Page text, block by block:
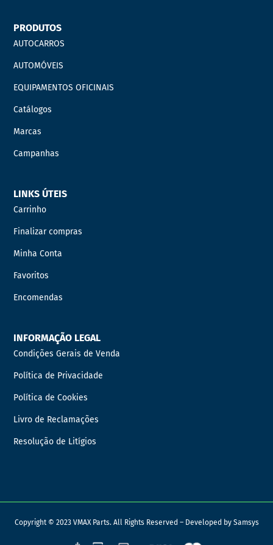
PRODUTOS
AUTOCARROS
AUTOMÓVEIS
EQUIPAMENTOS OFICINAIS
Catálogos
Marcas
Campanhas
LINKS ÚTEIS
Carrinho
Finalizar compras
Minha Conta
Favoritos
Encomendas
INFORMAÇÃO LEGAL
Condições Gerais de Venda
Política de Privacidade
Política de Cookies
Livro de Reclamações
Resolução de Litígios
Copyright © 2023 VMAX Parts. All Rights Reserved – Developed by Samsys